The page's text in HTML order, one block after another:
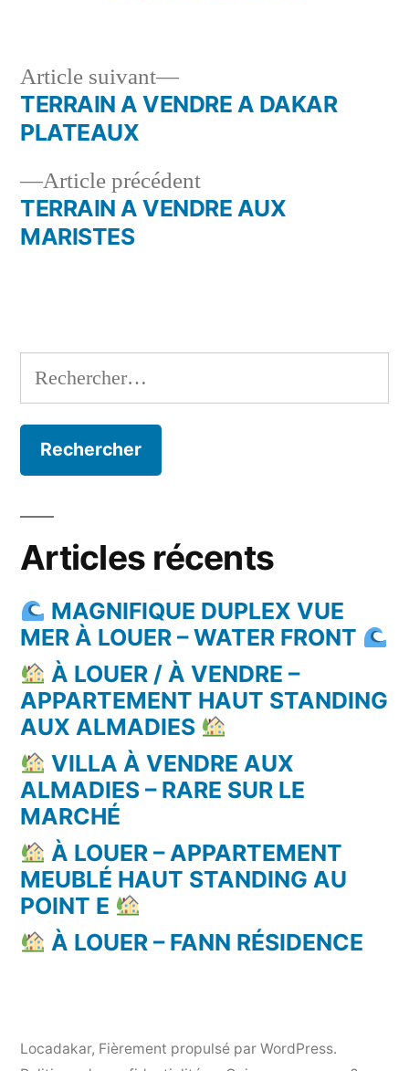
Navigation
l’article
Article précédentArticle
précédent :
TERRAIN A VENDRE AUX
MARISTES
Article suivant
Article
suivant :
TERRAIN A VENDRE A DAKAR
PLATEAUX
Rechercher :
Articles récents
MAGNIFIQUE DUPLEX VUE
MER À LOUER – WATER FRONT
À LOUER / À VENDRE –
APPARTEMENT HAUT STANDING
AUX ALMADIES
VILLA À VENDRE AUX
ALMADIES – RARE SUR LE
MARCHÉ
À LOUER – APPARTEMENT
MEUBLÉ HAUT STANDING AU
POINT E
À LOUER – FANN RÉSIDENCE
Locadakar, Fièrement propulsé par WordPress.